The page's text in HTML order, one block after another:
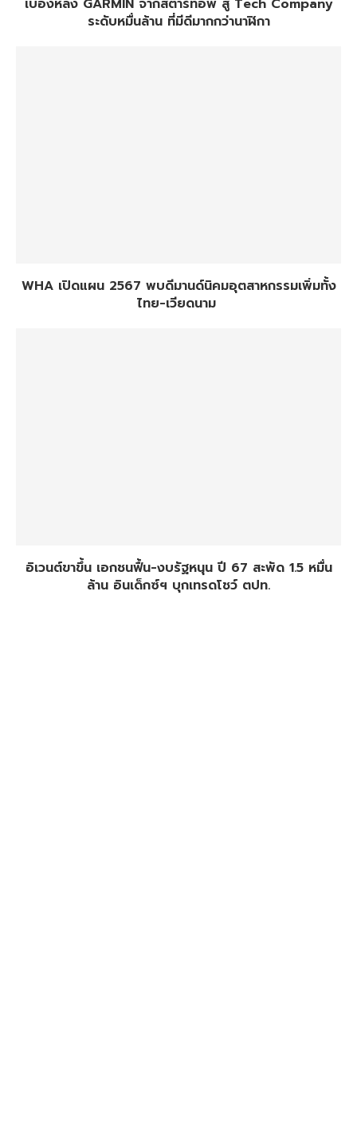
เบื้องหลัง GARMIN จากสตาร์ทอัพ สู่ Tech Company
ระดับหมื่นล้าน ที่มีดีมากกว่านาฬิกา
WHA เปิดแผน 2567 พบดีมานด์นิคมอุตสาหกรรมเพิ่มทั้ง
ไทย-เวียดนาม
อิเวนต์ขาขึ้น เอกชนฟื้น-งบรัฐหนุน ปี 67 สะพัด 1.5 หมื่น
ล้าน อินเด็กซ์ฯ บุกเทรดโชว์ ตปท.